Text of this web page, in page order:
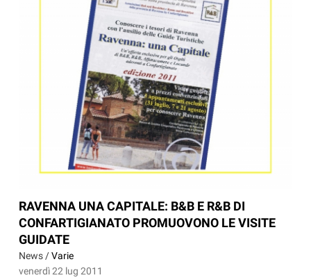
RAVENNA UNA CAPITALE: B&B E R&B DI
CONFARTIGIANATO PROMUOVONO LE VISITE
GUIDATE
News /Varie
venerdì 22 lug 2011